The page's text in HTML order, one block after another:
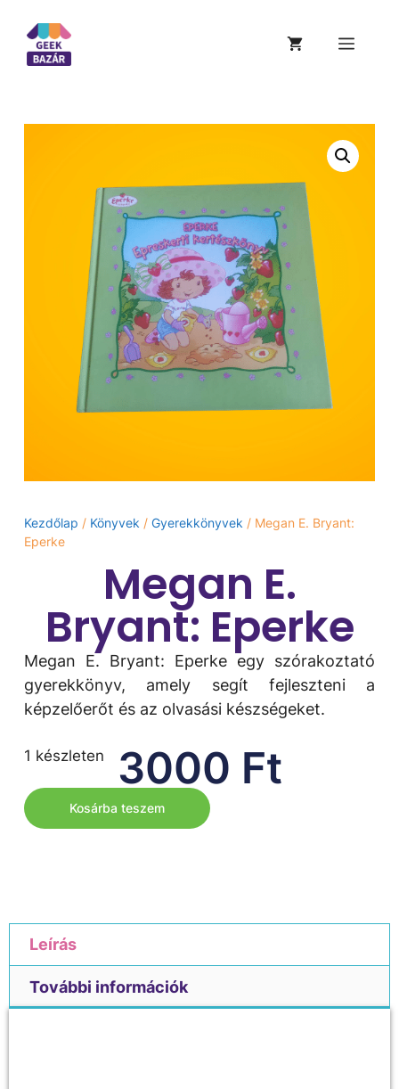
Kezdőlap / Könyvek / Gyerekkönyvek / Megan E. Bryant:
Eperke
Megan E.
Bryant: Eperke
Megan E. Bryant: Eperke egy szórakoztató
gyerekkönyv, amely segít fejleszteni a
képzelőerőt és az olvasási készségeket.
3000 Ft
1 készleten
Kosárba teszem
Leírás
További információk